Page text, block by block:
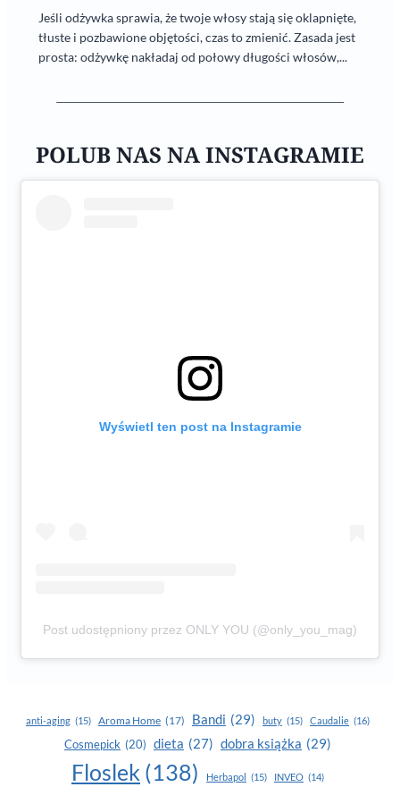
Jeśli odżywka sprawia, że twoje włosy stają się oklapnięte,
tłuste i pozbawione objętości, czas to zmienić. Zasada jest
prosta: odżywkę nakładaj od połowy długości włosów,...
POLUB NAS NA INSTAGRAMIE
Wyświetl ten post na Instagramie
Post udostępniony przez ONLY YOU (@only_you_mag)
anti-aging (15) Aroma Home (17) Bandi (29) buty (15) Caudalie (16)
Cosmepick (20) dieta (27) dobra książka (29)
Floslek (138) Herbapol (15) INVEO (14)